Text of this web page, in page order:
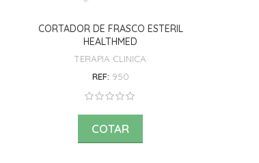
CORTADOR DE FRASCO ESTERIL
HEALTHMED
TERAPIA CLINICA
REF: 950
COTAR